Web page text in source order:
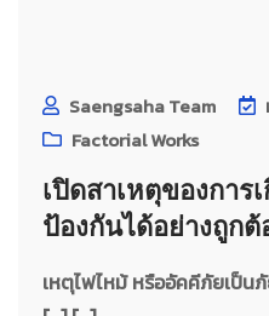
Saengsaha Team
Factorial Works
เปิดสาเหตุของการ
ป้องกันได้อย่างถูกต้
เหตุไฟไหม้ หรืออัคคีภัยเป็น